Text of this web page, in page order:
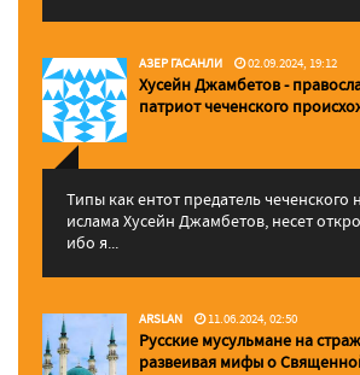
АЗЕР ГАСАНЛИ 02.09.2024, 19:12
Хусейн Джамбетов -
патриот чеченского
Типы как ентот предатель чеченского
ислама Хусейн Джамбетов, несет
ибо я...
ARSLAN 11.06.2024, 02:50
Русские мусульмане на
pазвеивая мифы о